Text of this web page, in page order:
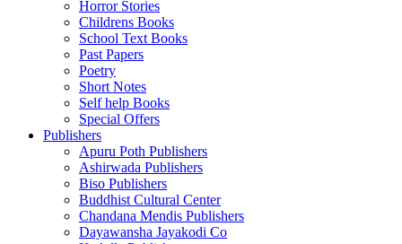
Horror Stories
Childrens Books
School Text Books
Past Papers
Poetry
Short Notes
Self help Books
Special Offers
Publishers
Apuru Poth Publishers
Ashirwada Publishers
Biso Publishers
Buddhist Cultural Center
Chandana Mendis Publishers
Dayawansha Jayakodi Co